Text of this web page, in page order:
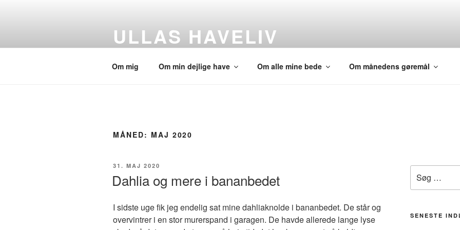
ULLAS HAVELIV
Om mig Om min dejlige have Om alle mine bede Om månedens gøremål
MÅNED: MAJ 2020
UDGIVET
31. MAJ 2020
Dahlia og mere i bananbedet
I sidste uge fik jeg endelig sat mine dahliaknolde i bananbedet. De står og
overvintrer i en stor murerspand i garagen. De havde allerede lange lyse
efter:
SENESTE